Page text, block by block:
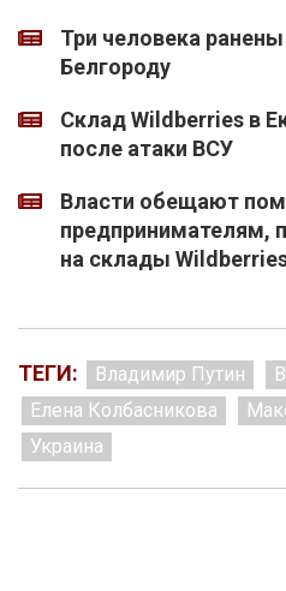
Три человека
Белгороду
Склад Wildberries в
после атаки ВСУ
Власти обещают
предпринимателям,
на склады
ТЕГИ: Владимир Путин
Елена Колбасникова
Украина